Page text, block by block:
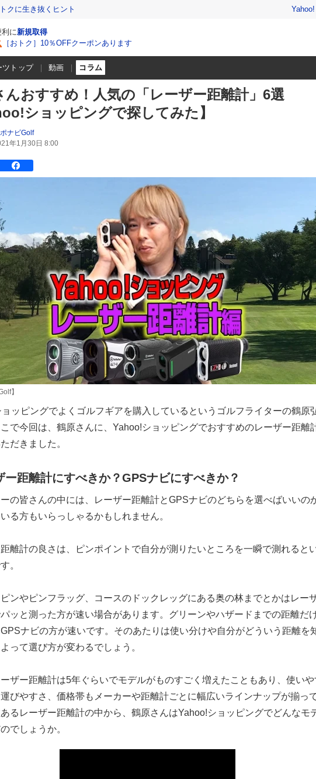
クに生き抜くヒント
利に新規取得
［おトク］10％OFFクーポンあります
ツトップ 動画 コラム
んおすすめ！人気の「レーザー距離計」6選
ショッピングで探してみた】
ナビGolf
年1月30日 8:00
】
ッピングでよくゴルフギアを購入しているというゴルフライターの鶴原
で今回は、鶴原さんに、Yahoo!ショッピングでおすすめのレーザー距離
だきました。
ー距離計にすべきか？GPSナビにすべきか？
の皆さんの中には、レーザー距離計とGPSナビのどちらを選べばいいの
る方もいらっしゃるかもしれません。
離計の良さは、ピンポイントで自分が測りたいところを一瞬で測れると
。
ンやピンフラッグ、コースのドックレッグにある奥の林までとかはレー
ッと測った方が速い場合があります。グリーンやハザードまでの距離だ
ナビの方が速いです。そのあたりは使い分けや自分がどういう距離を
って選び方が変わるでしょう。
ザー距離計は5年ぐらいでモデルがものすごく増えたこともあり、使いや
びやすさ、価格帯もメーカーや距離計ごとに幅広いラインナップが揃っ
るレーザー距離計の中から、鶴原さんはYahoo!ショッピングでどんなモ
でしょうか。